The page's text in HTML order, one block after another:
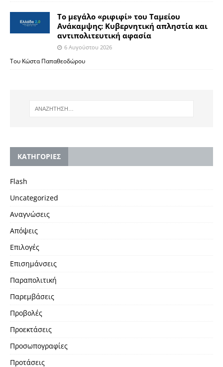
Το μεγάλο «ριφιφί» του Ταμείου
Ανάκαμψης: Κυβερνητική απληστία και
αντιπολιτευτική αφασία
6 Αυγούστου 2026
Του Κώστα Παπαθεοδώρου
KΑΤΗΓΟΡΙΕΣ
Flash
Uncategorized
Αναγνώσεις
Απόψεις
Επιλογές
Επισημάνσεις
Παραπολιτική
Παρεμβάσεις
Προβολές
Προεκτάσεις
Προσωπογραφίες
Προτάσεις